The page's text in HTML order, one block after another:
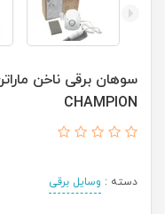
CHAMPION
دسته : وسایل برقی